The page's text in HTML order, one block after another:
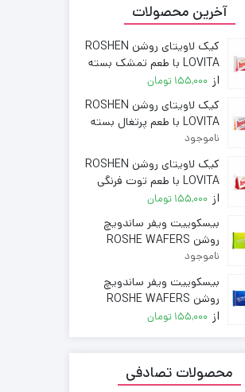
آخرین محصولات
کیک لاویتای روشن ROSHEN
LOVITA با طعم تمشک بسته
135 گرمی ( خرده فروشی )
از 155,000 تومان
کیک لاویتای روشن ROSHEN
LOVITA با طعم پرتغال بسته
135 گرمی ( خرده فروشی )
ناموجود
کیک لاویتای روشن ROSHEN
LOVITA با طعم توت فرنگی
بسته 135 گرمی ( خرده
فروشی )
از 155,000 تومان
بیسکوییت ویفر ساندویچ
روشن ROSHE WAFERS
فروشی )
ناموجود
بیسکوییت ویفر ساندویچ
روشن ROSHE WAFERS
SANDWICH با طعم وانیل
از 155,000 تومان
محصولات تصادفی